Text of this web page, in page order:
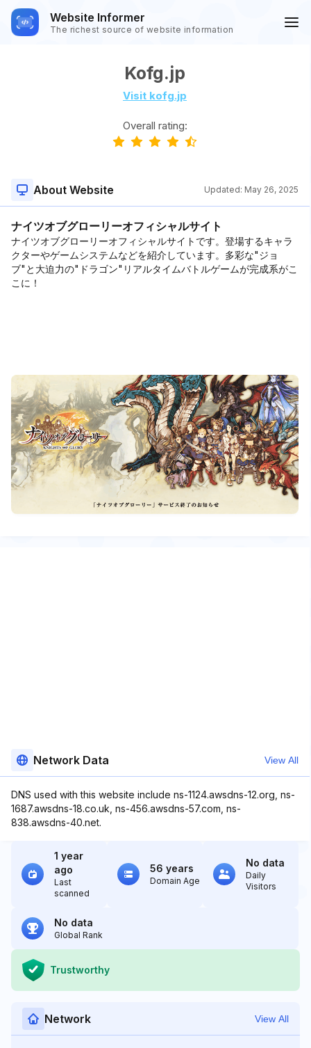
Website Informer
The richest source of website information
Kofg.jp
Visit kofg.jp
Overall rating:
About Website Updated: May 26, 2025
ナイツオブグローリーオフィシャルサイト
ナイツオブグローリーオフィシャルサイトです。登場するキャラ
クターやゲームシステムなどを紹介しています。多彩な"ジョ
ブ"と大迫力の"ドラゴン"リアルタイムバトルゲームが完成系がこ
こに！
Network Data View All
DNS used with this website include ns-1124.awsdns-12.org, ns-
1687.awsdns-18.co.uk, ns-456.awsdns-57.com, ns-
838.awsdns-40.net.
1 year
ago
Last
scanned
56 years
Domain Age
No data
Daily
Visitors
No data
Global Rank
Trustworthy
Network View All